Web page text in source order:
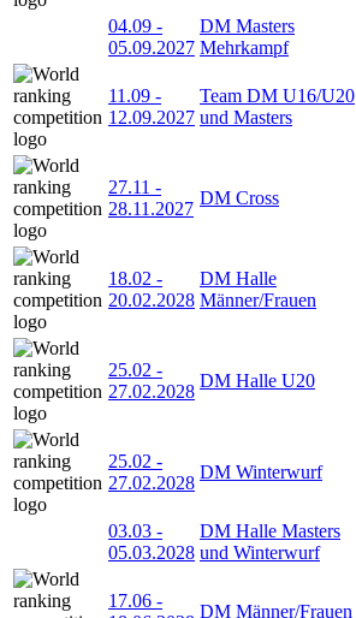
04.09 -
05.09.2027
DM Masters
Mehrkampf
11.09 -
12.09.2027
Team DM U16/U20
und Masters
27.11 -
28.11.2027
DM Cross
18.02 -
20.02.2028
DM Halle
Männer/Frauen
25.02 -
27.02.2028
DM Halle U20
25.02 -
27.02.2028
DM Winterwurf
03.03 -
05.03.2028
DM Halle Masters
und Winterwurf
17.06 -
DM Männer/Frauen